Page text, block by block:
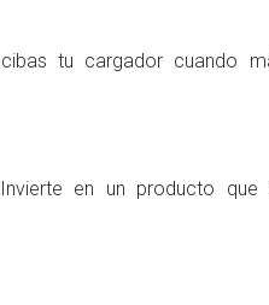
tu cargador cuando
en un producto que